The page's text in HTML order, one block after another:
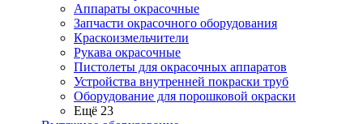
Аппараты окрасочные
Запчасти окрасочного оборудования
Краскоизмельчители
Рукава окрасочные
Пистолеты для окрасочных аппаратов
Устройства внутренней покраски труб
Оборудование для порошковой окраски
Ещё 23